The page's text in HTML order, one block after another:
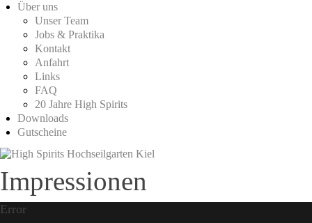
Über uns
Unser Team
Jobs & Praktika
Kontakt
Anfahrt
Links
FAQ
20 Jahre High Spirits
Downloads
Gutscheine
Impressionen
Error